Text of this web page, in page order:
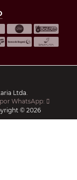
Ltda.
WhatsApp:
© 2026